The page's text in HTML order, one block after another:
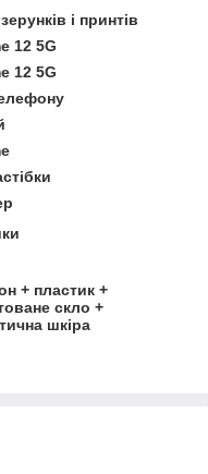
і принтів
12 5G
12 5G
+ пластик +
скло +
шкіра